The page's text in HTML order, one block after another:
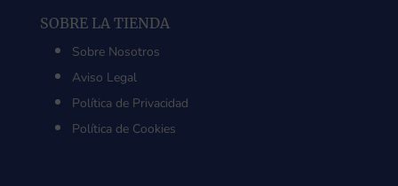
SOBRE LA TIENDA
Sobre Nosotros
Aviso Legal
Política de Privacidad
Política de Cookies